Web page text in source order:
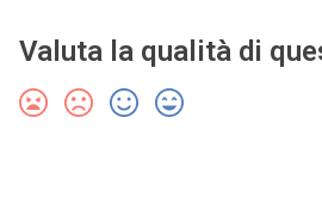
Valuta la qualità di